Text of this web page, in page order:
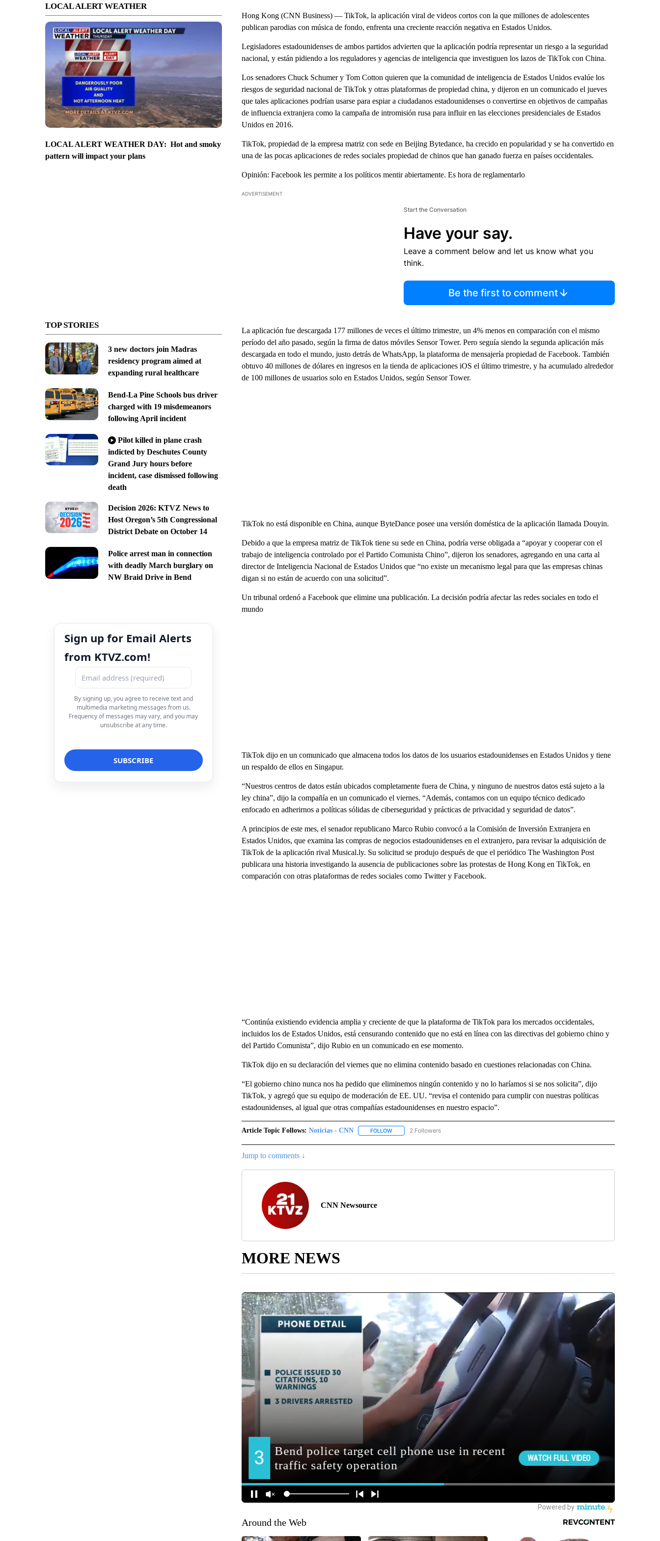
LOCAL ALERT WEATHER
LOCAL ALERT WEATHER DAY: Hot and smoky
pattern will impact your plans
TOP STORIES
3 new doctors join Madras
residency program aimed at
expanding rural healthcare
Bend-La Pine Schools bus driver
charged with 19 misdemeanors
following April incident
Pilot killed in plane crash
indicted by Deschutes County
Grand Jury hours before
incident, case dismissed following
death
Decision 2026: KTVZ News to
Host Oregon’s 5th Congressional
District Debate on October 14
Police arrest man in connection
with deadly March burglary on
NW Braid Drive in Bend
Sign up for Email Alerts
from KTVZ.com!
By signing up, you agree to receive text and
multimedia marketing messages from us.
Frequency of messages may vary, and you may
unsubscribe at any time.
Hong Kong (CNN Business) — TikTok, la aplicación viral de videos cortos con la que millones de adolescentes
publican parodias con música de fondo, enfrenta una creciente reacción negativa en Estados Unidos.
Legisladores estadounidenses de ambos partidos advierten que la aplicación podría representar un riesgo a la seguridad
nacional, y están pidiendo a los reguladores y agencias de inteligencia que investiguen los lazos de TikTok con China.
Los senadores Chuck Schumer y Tom Cotton quieren que la comunidad de inteligencia de Estados Unidos evalúe los
riesgos de seguridad nacional de TikTok y otras plataformas de propiedad china, y dijeron en un comunicado el jueves
que tales aplicaciones podrían usarse para espiar a ciudadanos estadounidenses o convertirse en objetivos de campañas
de influencia extranjera como la campaña de intromisión rusa para influir en las elecciones presidenciales de Estados
Unidos en 2016.
TikTok, propiedad de la empresa matriz con sede en Beijing Bytedance, ha crecido en popularidad y se ha convertido en
una de las pocas aplicaciones de redes sociales propiedad de chinos que han ganado fuerza en países occidentales.
Opinión: Facebook les permite a los políticos mentir abiertamente. Es hora de reglamentarlo
ADVERTISEMENT
Start the Conversation
Have your say.
Leave a comment below and let us know what you
think.
Be the first to comment
La aplicación fue descargada 177 millones de veces el último trimestre, un 4% menos en comparación con el mismo
período del año pasado, según la firma de datos móviles Sensor Tower. Pero seguía siendo la segunda aplicación más
descargada en todo el mundo, justo detrás de WhatsApp, la plataforma de mensajería propiedad de Facebook. También
obtuvo 40 millones de dólares en ingresos en la tienda de aplicaciones iOS el último trimestre, y ha acumulado alrededor
de 100 millones de usuarios solo en Estados Unidos, según Sensor Tower.
TikTok no está disponible en China, aunque ByteDance posee una versión doméstica de la aplicación llamada Douyin.
Debido a que la empresa matriz de TikTok tiene su sede en China, podría verse obligada a “apoyar y cooperar con el
trabajo de inteligencia controlado por el Partido Comunista Chino”, dijeron los senadores, agregando en una carta al
director de Inteligencia Nacional de Estados Unidos que “no existe un mecanismo legal para que las empresas chinas
digan si no están de acuerdo con una solicitud”.
Un tribunal ordenó a Facebook que elimine una publicación. La decisión podría afectar las redes sociales en todo el
mundo
TikTok dijo en un comunicado que almacena todos los datos de los usuarios estadounidenses en Estados Unidos y tiene
un respaldo de ellos en Singapur.
“Nuestros centros de datos están ubicados completamente fuera de China, y ninguno de nuestros datos está sujeto a la
ley china”, dijo la compañía en un comunicado el viernes. “Además, contamos con un equipo técnico dedicado
enfocado en adherirnos a políticas sólidas de ciberseguridad y prácticas de privacidad y seguridad de datos”.
A principios de este mes, el senador republicano Marco Rubio convocó a la Comisión de Inversión Extranjera en
Estados Unidos, que examina las compras de negocios estadounidenses en el extranjero, para revisar la adquisición de
TikTok de la aplicación rival Musical.ly. Su solicitud se produjo después de que el periódico The Washington Post
publicara una historia investigando la ausencia de publicaciones sobre las protestas de Hong Kong en TikTok, en
comparación con otras plataformas de redes sociales como Twitter y Facebook.
“Continúa existiendo evidencia amplia y creciente de que la plataforma de TikTok para los mercados occidentales,
incluidos los de Estados Unidos, está censurando contenido que no está en línea con las directivas del gobierno chino y
del Partido Comunista”, dijo Rubio en un comunicado en ese momento.
TikTok dijo en su declaración del viernes que no elimina contenido basado en cuestiones relacionadas con China.
“El gobierno chino nunca nos ha pedido que eliminemos ningún contenido y no lo haríamos si se nos solicita”, dijo
TikTok, y agregó que su equipo de moderación de EE. UU. “revisa el contenido para cumplir con nuestras políticas
estadounidenses, al igual que otras compañías estadounidenses en nuestro espacio”.
Article Topic Follows: Noticias - CNN FOLLOWFOLLOW "NOTICIAS - CNN" TO RECEIVE NOTIFICATIONS ABOUT NEW PAGES ON "NOTICIAS - CNN".
2 Followers
Jump to comments ↓
CNN Newsource
MORE NEWS
Around the Web